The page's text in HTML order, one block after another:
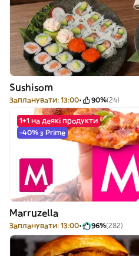
Sushisom
Запланувати: 13:00 90%(24)
1+1 на деякі продукти
-40% з Prime
Marruzella
Запланувати: 13:00 96%(282)